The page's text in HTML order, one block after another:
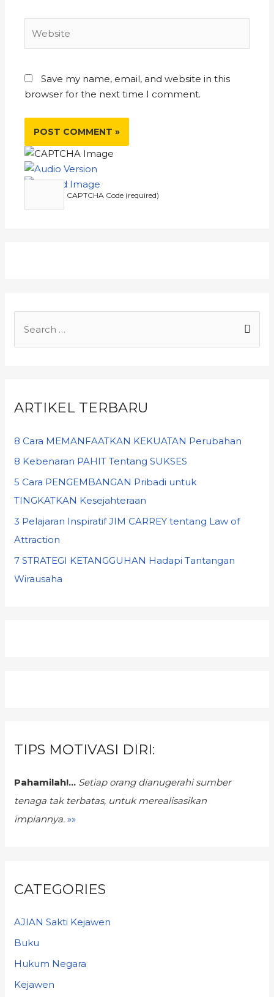
Save my name, email, and website in this
browser for the next time I comment.
CAPTCHA Code (required)
ARTIKEL TERBARU
8 Cara MEMANFAATKAN KEKUATAN Perubahan
8 Kebenaran PAHIT Tentang SUKSES
5 Cara PENGEMBANGAN Pribadi untuk
TINGKATKAN Kesejahteraan
3 Pelajaran Inspiratif JIM CARREY tentang Law of
Attraction
7 STRATEGI KETANGGUHAN Hadapi Tantangan
Wirausaha
TIPS MOTIVASI DIRI:
Pahamilah!... Setiap orang dianugerahi sumber
tenaga tak terbatas, untuk merealisasikan
impiannya. »»
CATEGORIES
AJIAN Sakti Kejawen
Buku
Hukum Negara
Kejawen